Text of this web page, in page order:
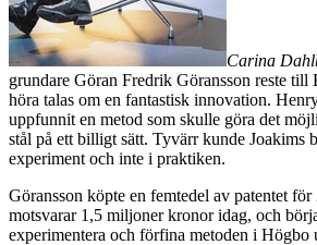
Carina
grundare Göran Fredrik Göransson reste till
höra talas om en fantastisk innovation.
uppfunnit en metod som skulle göra det
stål på ett billigt sätt. Tyvärr kunde Joakims
experiment och inte i praktiken.
Göransson köpte en femtedel av patentet
motsvarar 1,5 miljoner kronor idag, och
experimentera och förfina metoden i Högbo